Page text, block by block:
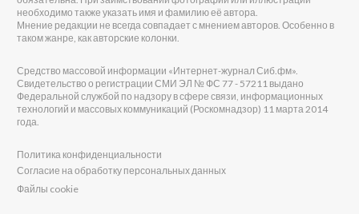
необходимо также указать имя и фамилию её автора.
Мнение редакции не всегда совпадает с мнением авторов. Особенно в
таком жанре, как авторские колонки.
Средство массовой информации «Интернет-журнал Сиб.фм».
Свидетельство о регистрации СМИ ЭЛ № ФС 77 - 57211 выдано
Федеральной службой по надзору в сфере связи, информационных
технологий и массовых коммуникаций (Роскомнадзор) 11 марта 2014
года.
Политика конфиденциальности
Согласие на обработку персональных данных
Файлы cookie